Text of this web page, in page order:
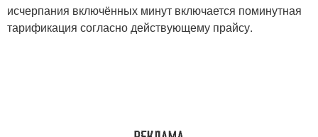
исчерпания включённых минут включается поминутная
тарификация согласно действующему прайсу.